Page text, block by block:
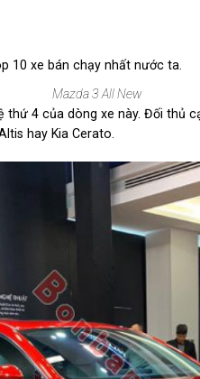
10 xe bán chạy nhất nước ta.
Mazda 3 All New
4 của dòng xe này. Đối thủ
hay Kia Cerato.